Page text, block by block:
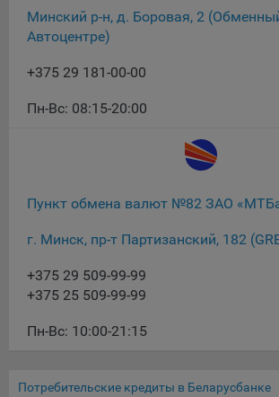
При этом, некоторые браузеры позволяют
интернет-сайты в режиме «Инкогнито»,
хранимый на компьютере объем
того, субъект персональных данных может
Подробнее о параметрах управления
соответствующие страницы сайтов
Firefox
Chrome
Safari
Opera
Internet Explorer
Минский р-н, д. Боровая, 2
Автоцентре)
+375 29 181-00-00
Пн-Вс: 08:15-20:00
Пункт обмена валют №82 ЗАО
г. Минск, пр-т Партизанский, 182
+375 29 509-99-99
+375 25 509-99-99
Пн-Вс: 10:00-21:15
Потребительские кредиты в Беларусбанке